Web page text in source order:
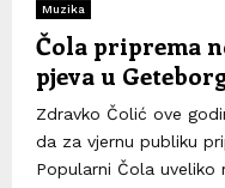
Muzika
Čola priprema
pjeva u
Zdravko Čolić ove
da za vjernu publiku
Popularni Čola uveliko